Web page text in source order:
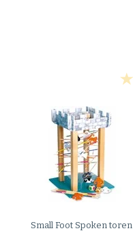
Small Foot Spoken toren